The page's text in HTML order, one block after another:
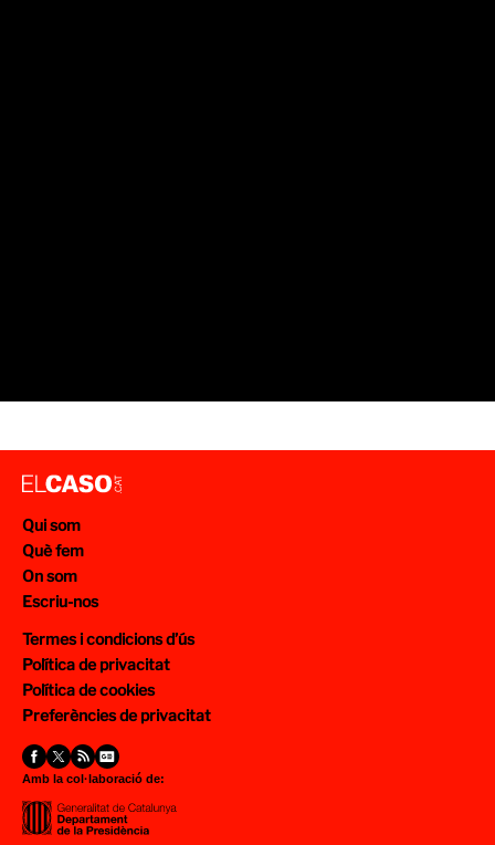
Qui som
Què fem
On som
Escriu-nos
Termes i condicions d’ús
Política de privacitat
Política de cookies
Preferències de privacitat
Amb la col·laboració de: